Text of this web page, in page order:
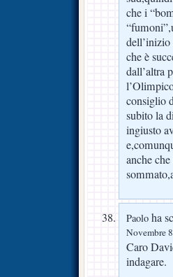
che i
che è
dall’altra
consiglio
subito la
ingiusto
anche
Paolo ha
Novembre
Caro
indagare.